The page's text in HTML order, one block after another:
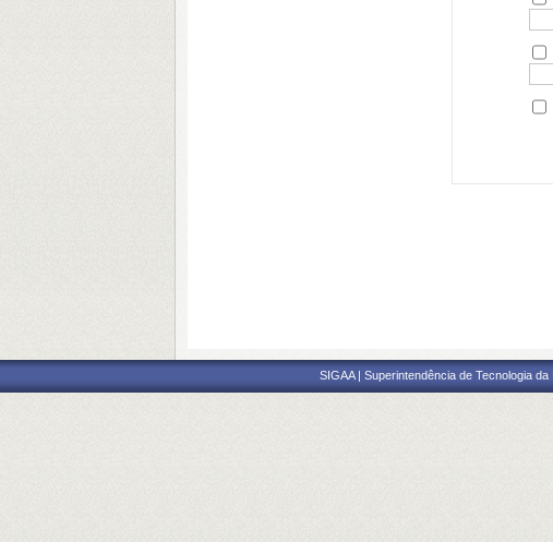
SIGAA | Superintendência de Tecnologia